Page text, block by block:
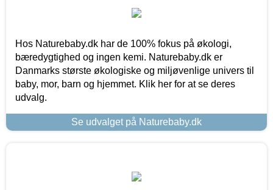
Hos Naturebaby.dk har de 100% fokus på økologi,
bæredygtighed og ingen kemi. Naturebaby.dk er
Danmarks største økologiske og miljøvenlige univers til
baby, mor, barn og hjemmet. Klik her for at se deres
udvalg.
Se udvalget på Naturebaby.dk